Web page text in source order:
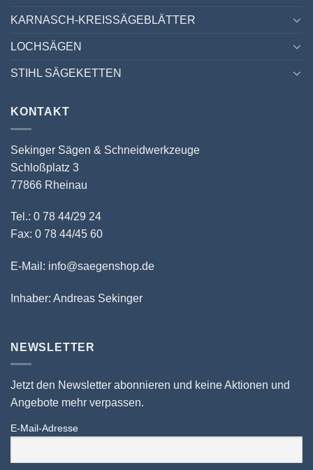
KARNASCH-KREISSÄGEBLÄTTER
LOCHSÄGEN
STIHL SÄGEKETTEN
KONTAKT
Sekinger Sägen & Schneidwerkzeuge
Schloßplatz 3
77866 Rheinau
Tel.: 0 78 44/29 24
Fax: 0 78 44/45 60
E-Mail: info@saegenshop.de
Inhaber: Andreas Sekinger
NEWSLETTER
Jetzt den Newsletter abonnieren und keine Aktionen und
Angebote mehr verpassen.
E-Mail-Adresse